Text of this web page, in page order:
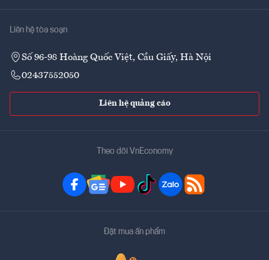
Liên hệ tòa soạn
Số 96-98 Hoàng Quốc Việt, Cầu Giấy, Hà Nội
02437552050
Liên hệ quảng cáo
Theo dõi VnEconomy
Đặt mua ấn phẩm